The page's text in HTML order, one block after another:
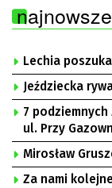
najnowsze
Lechia
Jeździecka
7
ul. Przy
Mirosław
Za nami